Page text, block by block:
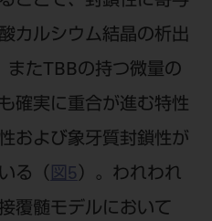
カルシウム結晶の析出
またTBBの持つ微量の
確実に重合が進む特性
および象牙質封鎖性が
る（ 図5 ）。われわれ
覆髄モデルにおいて